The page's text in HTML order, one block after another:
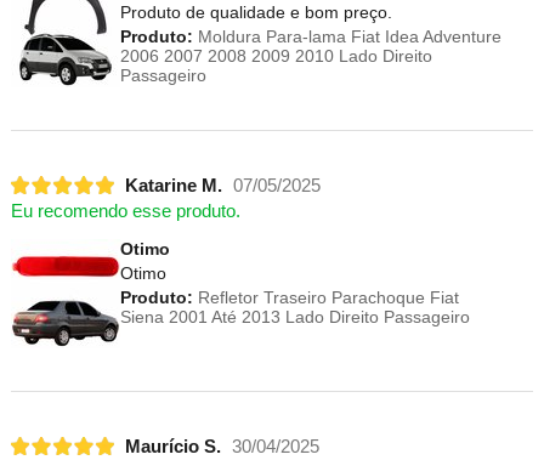
Produto de qualidade e bom preço.
Produto: Moldura Para-lama Fiat Idea Adventure
2006 2007 2008 2009 2010 Lado Direito
Passageiro
Katarine M. 07/05/2025
Eu recomendo esse produto.
Otimo
Otimo
Produto: Refletor Traseiro Parachoque Fiat
Siena 2001 Até 2013 Lado Direito Passageiro
Maurício S. 30/04/2025